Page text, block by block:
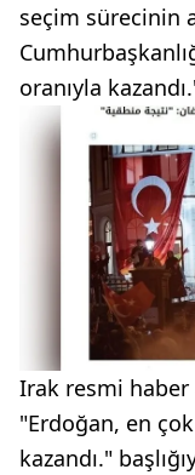
seçim sürecinin
oranıyla
Irak resmi haber
"Erdoğan, en
kazandı."